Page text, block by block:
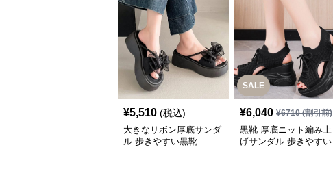
¥5,510 (税込)
大きなリボン厚底サンダ
ル 歩きやすい黒靴
SALE
¥6,040 ¥6710(割引前)
黒靴 厚底ニット編み上
げサンダル 歩きやすい